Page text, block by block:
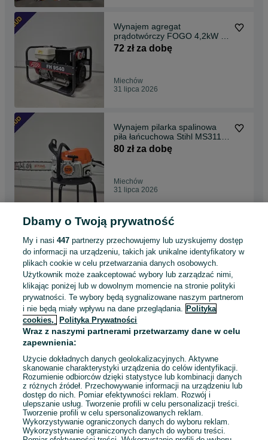
Wynajem agregat
prądotwórczy FOGO 4,2kW i
8,1kVA wypożyczalnia
72 zł za dobę
Miechów
31 lipca 2026
Wynajem pilarka spalinowa
piła łańcuchowa Stihl MS311
MS172 Miechów
80 zł za dobę
Miechów
31 lipca 2026
Wypożyczalnia wynajem,
zagęszczarka, ubijarka 435kg
Husqvarna Miechów
200 zł za dobę
Miechów
31 lipca 2026
Wypożyczalnia Młot
wyburzeniowy BOSCH GSH
Miechów
31 lipca 2026
Dbamy o Twoją prywatność
My i nasi447 partnerzy przechowujemy lub uzyskujemy dostęp
do informacji na urządzeniu, takich jak unikalne identyfikatory w
plikach cookie w celu przetwarzania danych osobowych.
Użytkownik może zaakceptować wybory lub zarządzać nimi,
klikając poniżej lub w dowolnym momencie na stronie polityki
prywatności. Te wybory będą sygnalizowane naszym partnerom
i nie będą miały wpływu na dane przeglądania. Polityka
cookies,
Polityka Prywatności
Wraz z naszymi partnerami przetwarzamy dane w celu
zapewnienia:
Użycie dokładnych danych geolokalizacyjnych. Aktywne
skanowanie charakterystyki urządzenia do celów identyfikacji.
Rozumienie odbiorców dzięki statystyce lub kombinacji danych
z różnych źródeł. Przechowywanie informacji na urządzeniu lub
dostęp do nich. Pomiar efektywności reklam. Rozwój i
ulepszanie usług. Tworzenie profili w celu personalizacji treści.
Tworzenie profili w celu spersonalizowanych reklam.
Wykorzystywanie ograniczonych danych do wyboru reklam.
Wykorzystywanie ograniczonych danych do wyboru treści.